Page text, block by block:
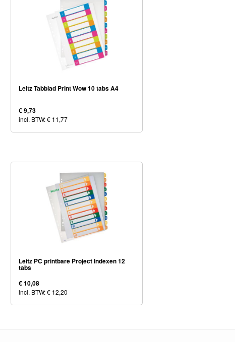
Leitz Tabblad Print Wow 10 tabs A4
€ 9,73
incl. BTW: € 11,77
Leitz PC printbare Project Indexen 12
tabs
€ 10,08
incl. BTW: € 12,20